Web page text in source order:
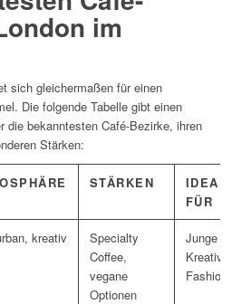
im
sich gleichermaßen für einen
Die folgende Tabelle gibt einen
die bekanntesten Café-Bezirke, ihren
Stärken:
STÄRKEN
IDEAL
FÜR
kreativ
Specialty
Coffee,
vegane
Optionen
Junge
Kreative,